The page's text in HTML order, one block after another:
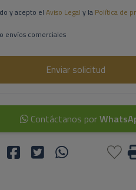
y acepto el Aviso Legal y la Política de
envíos comerciales
Enviar solicitud
Contáctanos por